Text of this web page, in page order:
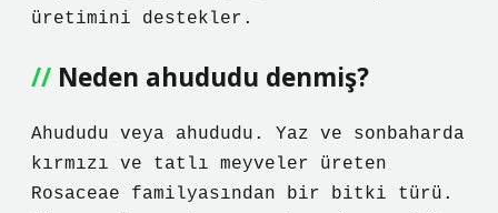
üretimini destekler.
Neden ahududu denmiş?
Ahududu veya ahududu. Yaz ve sonbaharda
kırmızı ve tatlı meyveler üreten
Rosaceae familyasından bir bitki türü.